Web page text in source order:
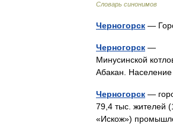
Словарь синонимов
Черногорск —
Черногорск — В
Минусинской
Абакан.
Черногорск —
79,4 тыс. жителей
«Искож»)